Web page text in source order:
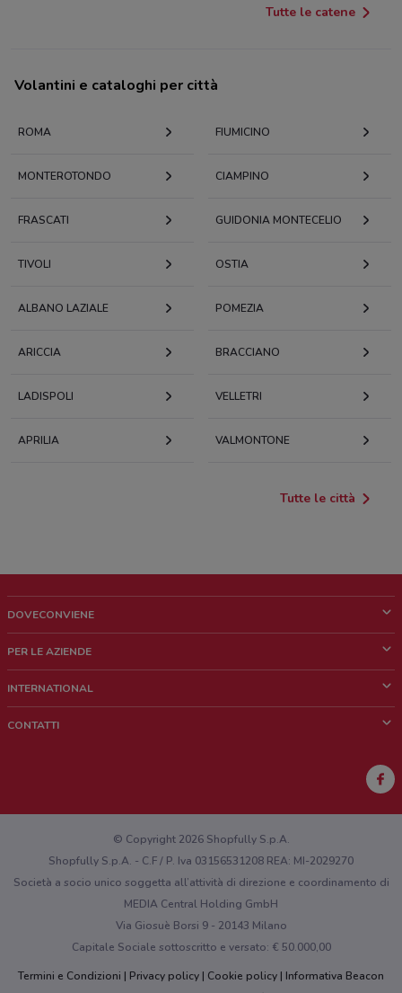
Tutte le catene
Volantini e cataloghi per città
ROMA FIUMICINO
MONTEROTONDO CIAMPINO
FRASCATI GUIDONIA MONTECELIO
TIVOLI OSTIA
ALBANO LAZIALE POMEZIA
ARICCIA BRACCIANO
LADISPOLI VELLETRI
APRILIA VALMONTONE
Tutte le città
DOVECONVIENE
Chi siamo
Lavora con noi
PER LE AZIENDE
Richieste commerciali e marketing
INTERNATIONAL
CONTATTI
Hai un malfunzionamento sul web o sull'app?
© Copyright 2026 Shopfully S.p.A.
Shopfully S.p.A. - C.F / P. Iva 03156531208 REA: MI-2029270
Società a socio unico soggetta all’attività di direzione e coordinamento di
MEDIA Central Holding GmbH
Via Giosuè Borsi 9 - 20143 Milano
Capitale Sociale sottoscritto e versato: € 50.000,00
Termini e Condizioni
Privacy policy Cookie policy
Informativa Beacon